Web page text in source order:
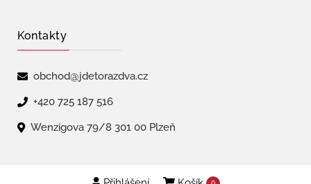
Kontakty
obchod@jdetorazdva.cz
+420 725 187 516
Wenzigova 79/8 301 00 Plzeň